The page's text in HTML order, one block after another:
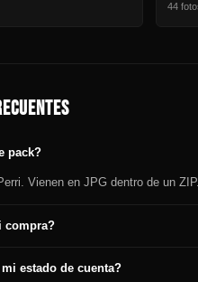
44
pack?
Vienen en JPG dentro de un
compra?
estado de cuenta?